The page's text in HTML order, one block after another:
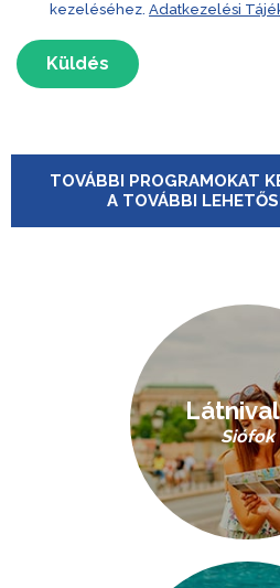
kezeléséhez. Adatkezelési
Küldés
TOVÁBBI PROGRAMOKAT
A TOVÁBBI
Siófok